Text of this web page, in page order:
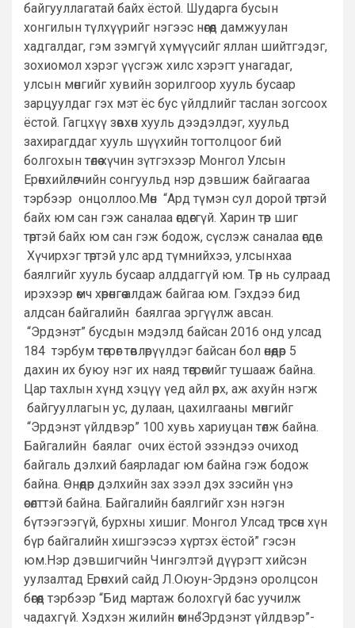
байгууллагатай байх ёстой. Шударга бусын
хонгилын түлхүүрийг нэгээс нөгөөд дамжуулан
хадгалдаг, гэм зэмгүй хүмүүсийг яллан шийтгэдэг,
зохиомол хэрэг үүсгэж хилс хэрэгт унагадаг,
улсын мөнгийг хувийн зорилгоор хууль бусаар
зарцуулдаг гэх мэт ёс бус үйлдлийг таслан зогсоох
ёстой. Гагцхүү зөвхөн хууль дээдэлдэг, хуульд
захирагддаг хууль шүүхийн тогтолцоог бий
болгохын төлөө хүчин зүтгэхээр Монгол Улсын
Ерөнхийлөгчийн сонгуульд нэр дэвшиж байгаагаа
тэрбээр онцоллоо.Мөн “Ард түмэн сул дорой төртэй
байх юм сан гэж саналаа өгдөггүй. Харин төр шиг
төртэй байх юм сан гэж бодож, сүслэж саналаа өгдөг.
Хүчирхэг төртэй улс ард түмнийхээ, улсынхаа
баялгийг хууль бусаар алддаггүй юм. Төр нь сулраад
ирэхээр өмч хөрөнгөө алдаж байгаа юм. Гэхдээ бид
алдсан байгалийн баялгаа эргүүлж авсан.
“Эрдэнэт” бусдын мэдэлд байсан 2016 онд улсад
184 тэрбум төгрөг төвлөрүүлдэг байсан бол өнөөдөр 5
дахин их буюу нэг их наяд төгрөгийг тушааж байна.
Цар тахлын хүнд хэцүү үед айл өрх, аж ахуйн нэгж
байгууллагын ус, дулаан, цахилгааны мөнгийг
“Эрдэнэт үйлдвэр” 100 хувь хариуцан төлж байна.
Байгалийн баялаг очих ёстой эзэндээ очиход
байгаль дэлхий баярладаг юм байна гэж бодож
байна. Өнөөдөр дэлхийн зах зээл дэх зэсийн үнэ
өсөлттэй байна. Байгалийн баялгийг хэн нэгэн
бүтээгээгүй, бурхны хишиг. Монгол Улсад төрсөн хүн
бүр байгалийн хишгээсээ хүртэх ёстой” гэсэн
юм.Нэр дэвшигчийн Чингэлтэй дүүрэгт хийсэн
уулзалтад Ерөнхий сайд Л.Оюун-Эрдэнэ оролцсон
бөгөөд тэрбээр “Бид мартаж болохгүй бас уучилж
чадахгүй. Хэдхэн жилийн өмнө “Эрдэнэт үйлдвэр”-